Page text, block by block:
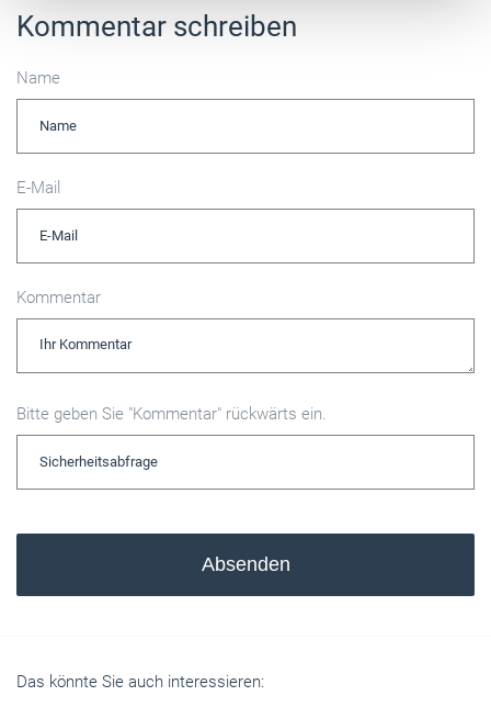
Kommentar schreiben
Name
E-Mail
Kommentar
Bitte geben Sie "Kommentar" rückwärts ein.
Absenden
Das könnte Sie auch interessieren: